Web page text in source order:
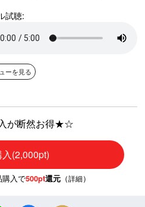
試聴:
ーを見る
が断然お得★☆
(2,000pt)
購入で500pt還元 （詳細）